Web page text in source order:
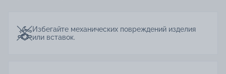
Избегайте механических повреждений изделия
или вставок.